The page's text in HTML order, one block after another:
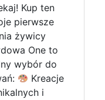
Kup ten
pierwsze
żywicy
One to
wybór do
Kreacje
i